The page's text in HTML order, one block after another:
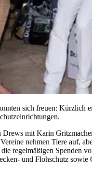
sich freuen: Kürzlich
Drews mit Karin
nehmen Tiere auf,
regelmäßigen
und Flohschutz sowie